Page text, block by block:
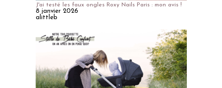
J'ai testé les faux ongles Roxy Nails Paris : mon avis !
8 janvier 2026
alittleb